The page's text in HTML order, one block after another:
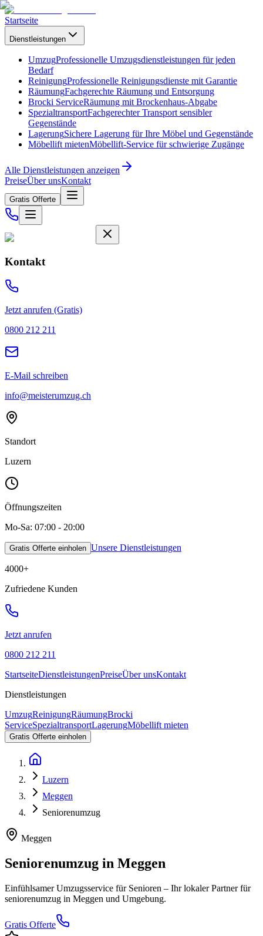
Startseite
Dienstleistungen
UmzugProfessionelle Umzugsdienstleistungen für jeden
Bedarf
ReinigungProfessionelle Reinigungsdienste mit Garantie
RäumungFachgerechte Räumung und Entsorgung
Brocki ServiceRäumung mit Brockenhaus-Abgabe
SpezialtransportFachgerechter Transport sensibler
Gegenstände
LagerungSichere Lagerung für Ihre Möbel und Gegenstände
Möbellift mietenMöbellift-Service für schwierige Zugänge
Alle Dienstleistungen anzeigen
PreiseÜber unsKontakt
Gratis Offerte
Kontakt
Jetzt anrufen (Gratis)
0800 212 211
E-Mail schreiben
info@meisterumzug.ch
Standort
Luzern
Öffnungszeiten
Mo-Sa: 07:00 - 20:00
Gratis Offerte einholen Unsere Dienstleistungen
4000+
Zufriedene Kunden
Jetzt anrufen
0800 212 211
StartseiteDienstleistungenPreiseÜber unsKontakt
Dienstleistungen
UmzugReinigungRäumungBrocki
ServiceSpezialtransportLagerungMöbellift mieten
Gratis Offerte einholen
Luzern
Meggen
Seniorenumzug
Meggen
Seniorenumzug in Meggen
Einfühlsamer Umzugsservice für Senioren – Ihr lokaler Partner für
seniorenumzug in Meggen und Umgebung.
Gratis Offerte